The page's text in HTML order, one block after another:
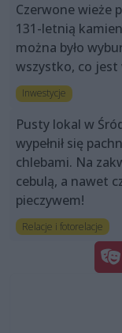
Czerwone wieże
131-letnią
można było
wszystko, co
Inwestycje
Pusty lokal w
wypełnił się
chlebami. Na
cebulą, a nawet
pieczywem!
Relacje i fotorelacje